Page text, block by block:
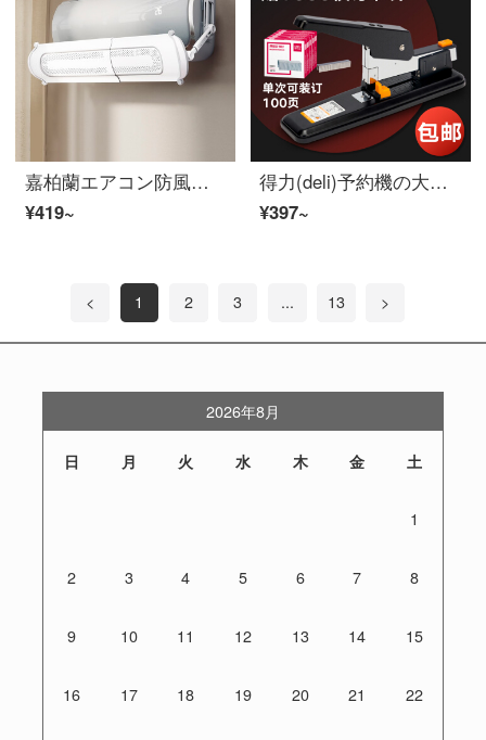
嘉柏蘭エアコン防風板防風板防風板が妊婦を直風に吹き、月子の乳幼児防風カバー風口導風板通用遮風仕切り板が伸縮可能です。（打孔丨不凝縮水丨取り外しても変形しない可能性があります。）
¥419~
得力(deli)予約機の大規模注文機の省力財務的に厚いホッチキス用品の文房具は100ページの黒0290を予約できます。
¥397~
< 1 2 3 ... 13 >
2026年8月
日 月 火 水 木 金 土
1
2 3 4 5 6 7 8
9 10 11 12 13 14 15
16 17 18 19 20 21 22